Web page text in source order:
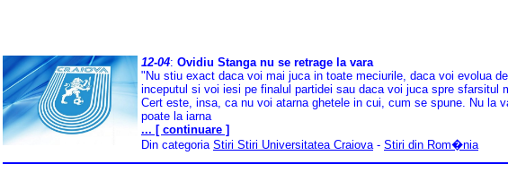
12-04: Ovidiu Stanga nu se retrage la vara
"Nu stiu exact daca voi mai juca in toate meciurile, daca voi evolua
inceputul si voi iesi pe finalul partidei sau daca voi juca spre sfarsitul
Cert este, insa, ca nu voi atarna ghetele in cui, cum se spune. Nu la
poate la iarna
... [ continuare ]
Din categoria Stiri Stiri Universitatea Craiova - Stiri din Rom�nia